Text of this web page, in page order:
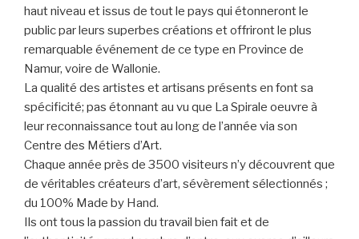
haut niveau et issus de tout le pays qui étonneront le
public par leurs superbes créations et offriront le plus
remarquable événement de ce type en Province de
Namur, voire de Wallonie.
La qualité des artistes et artisans présents en font sa
spécificité; pas étonnant au vu que La Spirale oeuvre à
leur reconnaissance tout au long de l’année via son
Centre des Métiers d’Art.
Chaque année près de 3500 visiteurs n’y découvrent que
de véritables créateurs d’art, sévèrement sélectionnés ;
du 100% Made by Hand.
Ils ont tous la passion du travail bien fait et de